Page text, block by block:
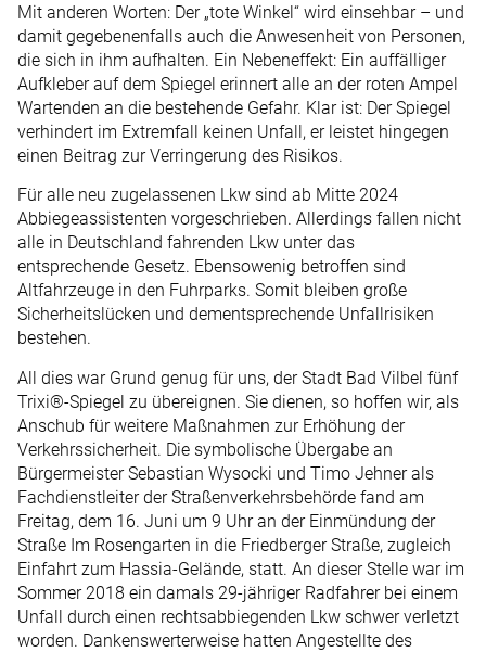
Mit anderen Worten: Der „tote Winkel“ wird einsehbar – und
damit gegebenenfalls auch die Anwesenheit von Personen,
die sich in ihm aufhalten. Ein Nebeneffekt: Ein auffälliger
Aufkleber auf dem Spiegel erinnert alle an der roten Ampel
Wartenden an die bestehende Gefahr. Klar ist: Der Spiegel
verhindert im Extremfall keinen Unfall, er leistet hingegen
einen Beitrag zur Verringerung des Risikos.
Für alle neu zugelassenen Lkw sind ab Mitte 2024
Abbiegeassistenten vorgeschrieben. Allerdings fallen nicht
alle in Deutschland fahrenden Lkw unter das
entsprechende Gesetz. Ebensowenig betroffen sind
Altfahrzeuge in den Fuhrparks. Somit bleiben große
Sicherheitslücken und dementsprechende Unfallrisiken
bestehen.
All dies war Grund genug für uns, der Stadt Bad Vilbel fünf
Trixi®-Spiegel zu übereignen. Sie dienen, so hoffen wir, als
Anschub für weitere Maßnahmen zur Erhöhung der
Verkehrssicherheit. Die symbolische Übergabe an
Bürgermeister Sebastian Wysocki und Timo Jehner als
Fachdienstleiter der Straßenverkehrsbehörde fand am
Freitag, dem 16. Juni um 9 Uhr an der Einmündung der
Straße Im Rosengarten in die Friedberger Straße, zugleich
Einfahrt zum Hassia-Gelände, statt. An dieser Stelle war im
Sommer 2018 ein damals 29-jähriger Radfahrer bei einem
Unfall durch einen rechtsabbiegenden Lkw schwer verletzt
worden. Dankenswerterweise hatten Angestellte des